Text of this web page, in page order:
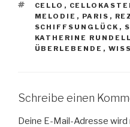
SCHLAGWÖRTER
CELLO ,
MELODIE , PARIS ,
SCHIFFSUNGLÜCK ,
KATHERINE RUNDELL
ÜBERLEBENDE ,
Schreibe einen
Deine E-Mail-Adresse